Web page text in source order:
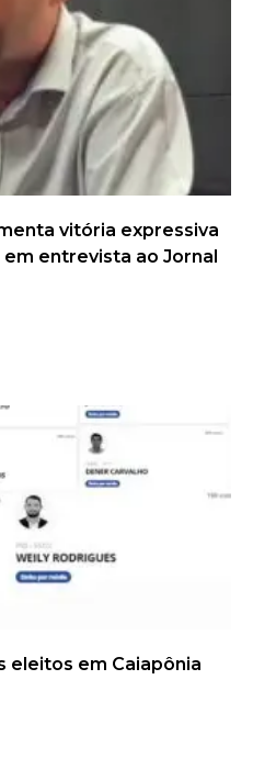
vitória expressiva
em entrevista ao Jornal
eleitos em Caiapônia